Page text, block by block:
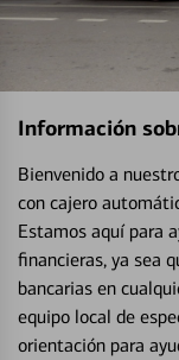
Información
Bienvenido a
con cajero
Estamos aquí para
financieras, ya sea
bancarias en
equipo local de
orientación para